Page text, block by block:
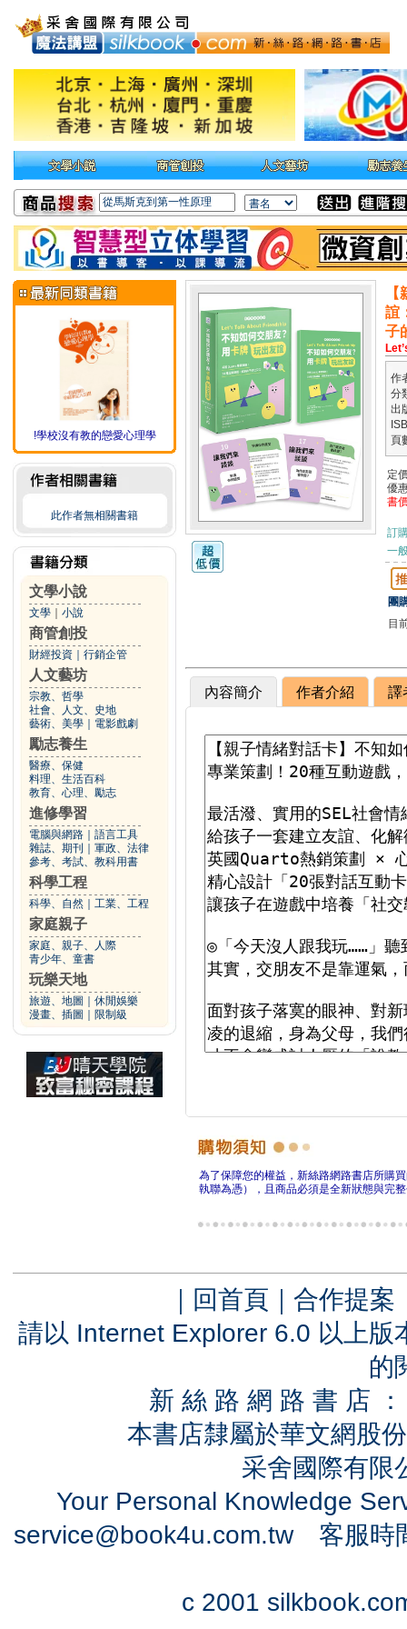
!學校沒有教的戀愛心理學
此作者無相關書籍
文學小說
文學 小說
商管創投
財經投資 行銷企管
人文藝坊
宗教、哲學
社會、人文、史地
藝術、美學
電影戲劇
勵志養生
醫療、保健
料理、生活百科
教育、心理、勵志
進修學習
電腦與網路
語言工具
雜誌、期刊
軍政、法律
參考、考試、教科用書
科學工程
科學、自然 工業、工程
家庭親子
家庭、親子、人際
青少年、童書
玩樂天地
旅遊、地圖
休閒娛樂
漫畫、插圖
限制級
誼
子
作
分
出
頁
定
優
書
訂
一
團
目
內容簡介 作者介紹 譯
為了保障您的權益，新絲路網路書店所購
執聯為憑），且商品必須是全新狀態與完
｜ 回首頁 ｜ 合作提案
請以 Internet Explorer 6.0 以上
的
新 絲 路 網 路 書 店
本書店隸屬於華文網股
采舍國際有
Your Personal Knowledge
service@book4u.com.tw客服時
c 2001